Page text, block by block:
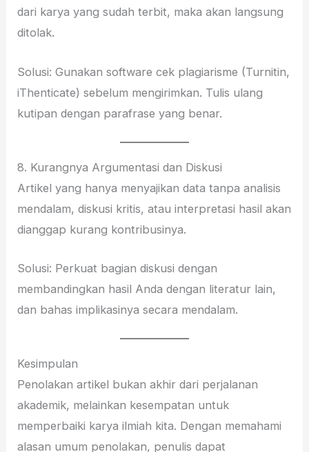
dari karya yang sudah terbit, maka akan langsung
ditolak.
Solusi: Gunakan software cek plagiarisme (Turnitin,
iThenticate) sebelum mengirimkan. Tulis ulang
kutipan dengan parafrase yang benar.
8. Kurangnya Argumentasi dan Diskusi
Artikel yang hanya menyajikan data tanpa analisis
mendalam, diskusi kritis, atau interpretasi hasil akan
dianggap kurang kontribusinya.
Solusi: Perkuat bagian diskusi dengan
membandingkan hasil Anda dengan literatur lain,
dan bahas implikasinya secara mendalam.
Kesimpulan
Penolakan artikel bukan akhir dari perjalanan
akademik, melainkan kesempatan untuk
memperbaiki karya ilmiah kita. Dengan memahami
alasan umum penolakan, penulis dapat